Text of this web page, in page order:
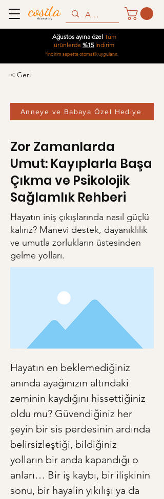
Ağustos ayına özel Tüm
ürünlerde %15İndirim
*İndirim sepette otomatik uygulanır.
< Geri
Anneye ve Babaya Özel Hediye
Zor Zamanlarda
Umut: Kayıplarla Başa
Çıkma ve Psikolojik
Sağlamlık Rehberi
Hayatın iniş çıkışlarında nasıl güçlü
kalırız? Manevi destek, dayanıklılık
ve umutla zorlukların üstesinden
gelme yolları.
Hayatın en beklemediğiniz
anında ayağınızın altındaki
zeminin kaydığını hissettiğiniz
oldu mu? Güvendiğiniz her
şeyin bir sis perdesinin ardında
belirsizleştiği, bildiğiniz
yolların bir anda kapandığı o
anları… Bir iş kaybı, bir ilişkinin
sonu, bir hayalin yıkılışı ya da